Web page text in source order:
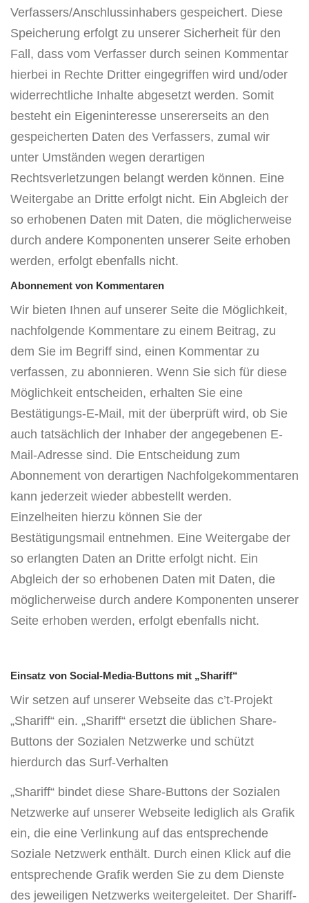
Verfassers/Anschlussinhabers gespeichert. Diese
Speicherung erfolgt zu unserer Sicherheit für den
Fall, dass vom Verfasser durch seinen Kommentar
hierbei in Rechte Dritter eingegriffen wird und/oder
widerrechtliche Inhalte abgesetzt werden. Somit
besteht ein Eigeninteresse unsererseits an den
gespeicherten Daten des Verfassers, zumal wir
unter Umständen wegen derartigen
Rechtsverletzungen belangt werden können. Eine
Weitergabe an Dritte erfolgt nicht. Ein Abgleich der
so erhobenen Daten mit Daten, die möglicherweise
durch andere Komponenten unserer Seite erhoben
werden, erfolgt ebenfalls nicht.
Abonnement von Kommentaren
Wir bieten Ihnen auf unserer Seite die Möglichkeit,
nachfolgende Kommentare zu einem Beitrag, zu
dem Sie im Begriff sind, einen Kommentar zu
verfassen, zu abonnieren. Wenn Sie sich für diese
Möglichkeit entscheiden, erhalten Sie eine
Bestätigungs-E-Mail, mit der überprüft wird, ob Sie
auch tatsächlich der Inhaber der angegebenen E-
Mail-Adresse sind. Die Entscheidung zum
Abonnement von derartigen Nachfolgekommentaren
kann jederzeit wieder abbestellt werden.
Einzelheiten hierzu können Sie der
Bestätigungsmail entnehmen. Eine Weitergabe der
so erlangten Daten an Dritte erfolgt nicht. Ein
Abgleich der so erhobenen Daten mit Daten, die
möglicherweise durch andere Komponenten unserer
Seite erhoben werden, erfolgt ebenfalls nicht.
Einsatz von Social-Media-Buttons mit „Shariff“
Wir setzen auf unserer Webseite das c’t-Projekt
„Shariff“ ein. „Shariff“ ersetzt die üblichen Share-
Buttons der Sozialen Netzwerke und schützt
hierdurch das Surf-Verhalten
„Shariff“ bindet diese Share-Buttons der Sozialen
Netzwerke auf unserer Webseite lediglich als Grafik
ein, die eine Verlinkung auf das entsprechende
Soziale Netzwerk enthält. Durch einen Klick auf die
entsprechende Grafik werden Sie zu dem Dienste
des jeweiligen Netzwerks weitergeleitet. Der Shariff-